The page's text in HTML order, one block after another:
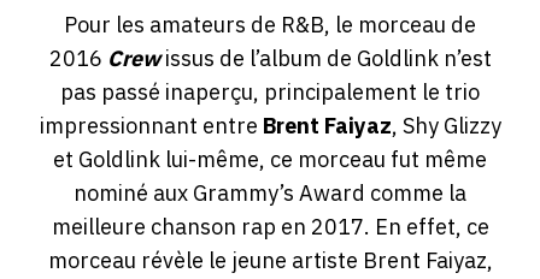
Pour les amateurs de R&B, le morceau de
2016 Crewissus de l’album de Goldlink n’est
pas passé inaperçu, principalement le trio
impressionnant entre Brent Faiyaz, Shy Glizzy
et Goldlink lui-même, ce morceau fut même
nominé aux Grammy’s Award comme la
meilleure chanson rap en 2017. En effet, ce
morceau révèle le jeune artiste Brent Faiyaz,